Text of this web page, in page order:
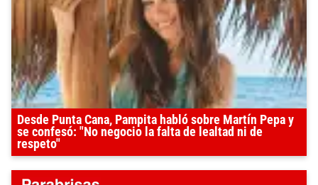
Desde Punta Cana, Pampita habló sobre Martín Pepa y
se confesó: "No negocio la falta de lealtad ni de
respeto"